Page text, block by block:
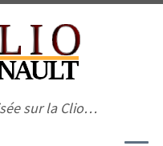
sur la Clio…